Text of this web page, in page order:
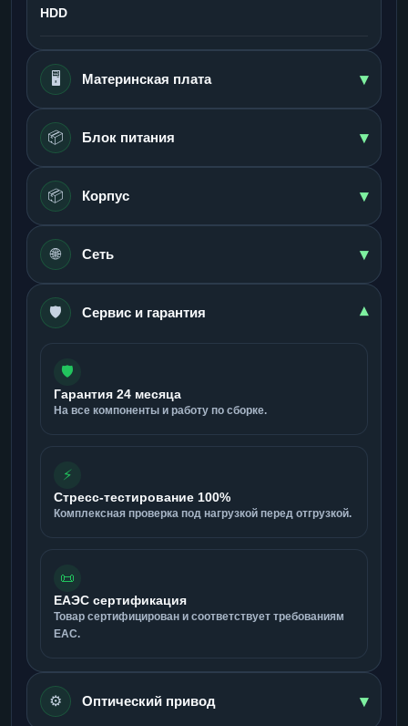
HDD
🖥️ Материнская плата ▾
📦 Блок питания ▾
📦 Корпус ▾
🌐 Сеть ▾
🛡️ Сервис и гарантия ▾
🛡️
Гарантия 24 месяца
На все компоненты и работу по сборке.
⚡
Стресс-тестирование 100%
Комплексная проверка под нагрузкой перед отгрузкой.
📜
ЕАЭС сертификация
Товар сертифицирован и соответствует требованиям
ЕАС.
⚙️ Оптический привод ▾